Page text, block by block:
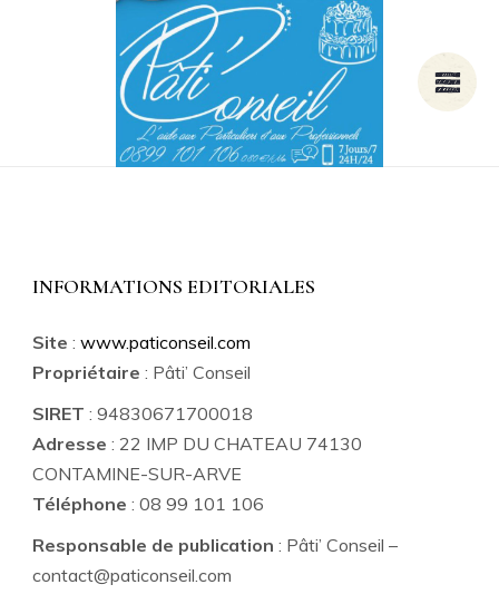
INFORMATIONS EDITORIALES
Site : www.paticonseil.com
Propriétaire : Pâti’ Conseil
SIRET : 94830671700018
Adresse : 22 IMP DU CHATEAU 74130
CONTAMINE-SUR-ARVE
Téléphone : 08 99 101 106
Responsable de publication : Pâti’ Conseil –
contact@paticonseil.com